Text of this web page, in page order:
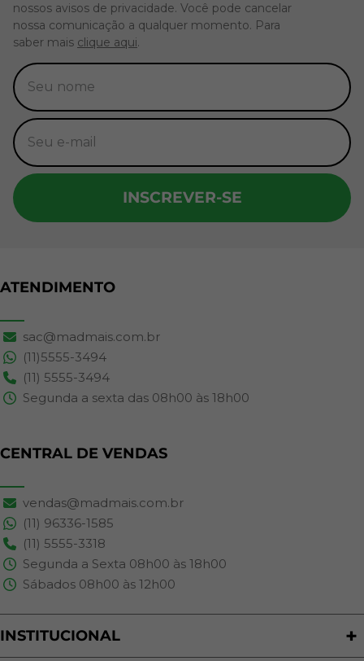
nossos avisos de privacidade. Você pode cancelar
nossa comunicação a qualquer momento. Para
saber mais clique aqui.
INSCREVER-SE
ATENDIMENTO
sac@madmais.com.br
(11)5555-3494
(11) 5555-3494
Segunda a sexta das 08h00 às 18h00
CENTRAL DE VENDAS
vendas@madmais.com.br
(11) 96336-1585
(11) 5555-3318
Segunda a Sexta 08h00 às 18h00
Sábados 08h00 às 12h00
INSTITUCIONAL
Quem Somos